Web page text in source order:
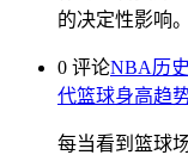
的决定性影响
0 评论NBA历
代篮球身高趋
每当看到篮球